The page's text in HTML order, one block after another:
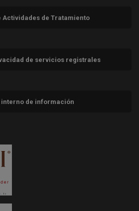
Actividades de Tratamiento
de servicios registrales
interno de información